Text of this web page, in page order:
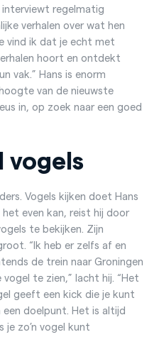
regelmatig
verhalen over wat hen
vind ik dat je echt met
hoort en ontdekt
vak.” Hans is enorm
van de nieuwste
in, op zoek naar een goed
vogels
Vogels kijken doet Hans
even kan, reist hij door
te bekijken. Zijn
“Ik heb er zelfs af en
de trein naar Groningen
te zien,” lacht hij. “Het
geeft een kick die je kunt
doelpunt. Het is altijd
je zo’n vogel kunt